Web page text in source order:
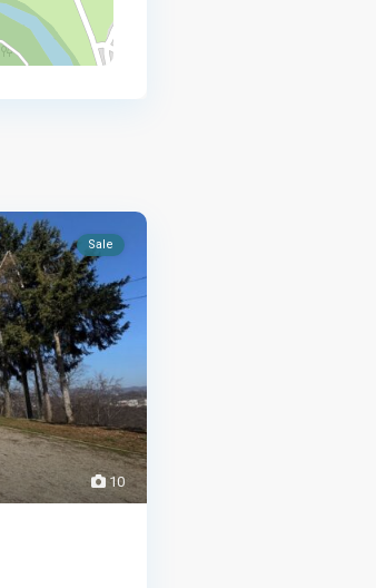
10
Sale